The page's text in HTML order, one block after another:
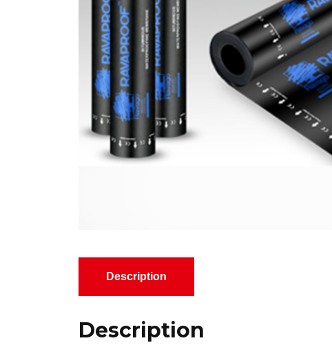
Description
Description